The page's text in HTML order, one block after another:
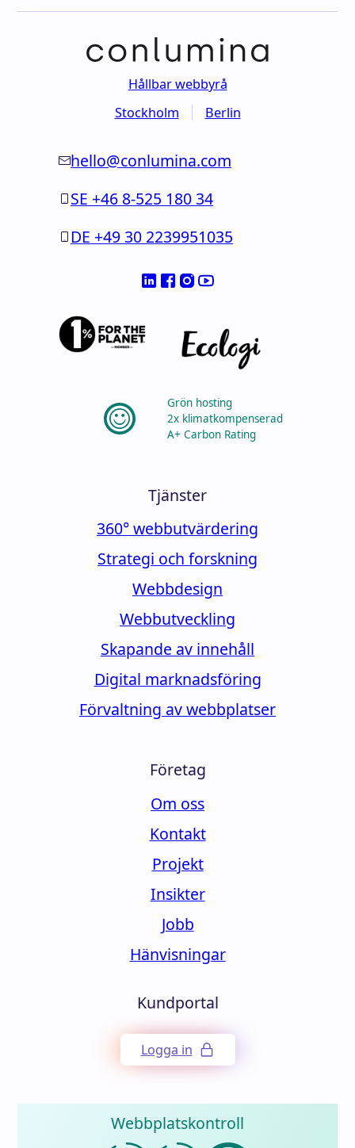
Hållbar webbyrå
Stockholm
Berlin
hello@conlumina.com
SE +46 8-525 180 34
DE +49 30 2239951035
Grön hosting
2x klimatkompenserad
A+ Carbon Rating
Tjänster
360° webbutvärdering
Strategi och forskning
Webbdesign
Webbutveckling
Skapande av innehåll
Digital marknadsföring
Förvaltning av webbplatser
Företag
Om oss
Kontakt
Projekt
Insikter
Jobb
Hänvisningar
Kundportal
Logga in
Webbplatskontroll